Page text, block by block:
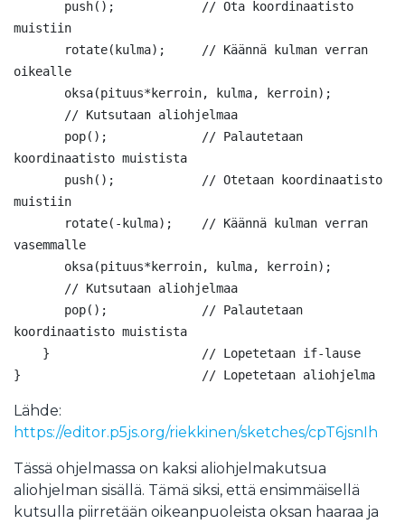
muistiin
oikealle
koordinaatisto muistista
muistiin
vasemmalle
koordinaatisto muistista
Lähde:
https://editor.p5js.org/riekkinen/sketches/cpT6jsnIh
Tässä ohjelmassa on kaksi aliohjelmakutsua
aliohjelman sisällä. Tämä siksi, että ensimmäisellä
kutsulla piirretään oikeanpuoleista oksan haaraa ja